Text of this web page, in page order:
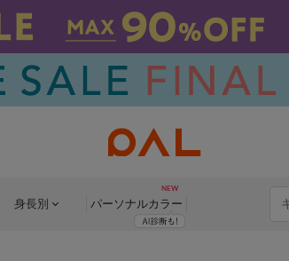
身長別 パーソナルカラー